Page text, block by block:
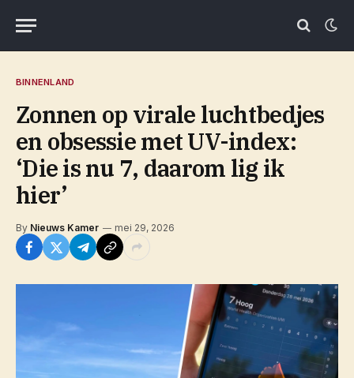
BINNENLAND
Zonnen op virale luchtbedjes
en obsessie met UV-index:
‘Die is nu 7, daarom lig ik
hier’
By Nieuws Kamer mei 29, 2026